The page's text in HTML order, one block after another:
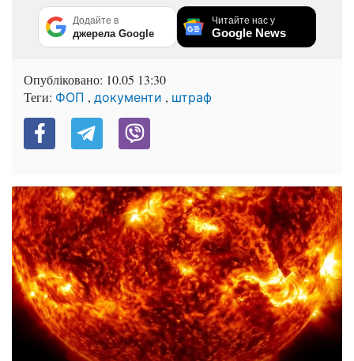
Додайте в
джерела Google
Читайте нас у
Google News
Опубліковано: 10.05 13:30
Теги: ФОП , документи , штраф